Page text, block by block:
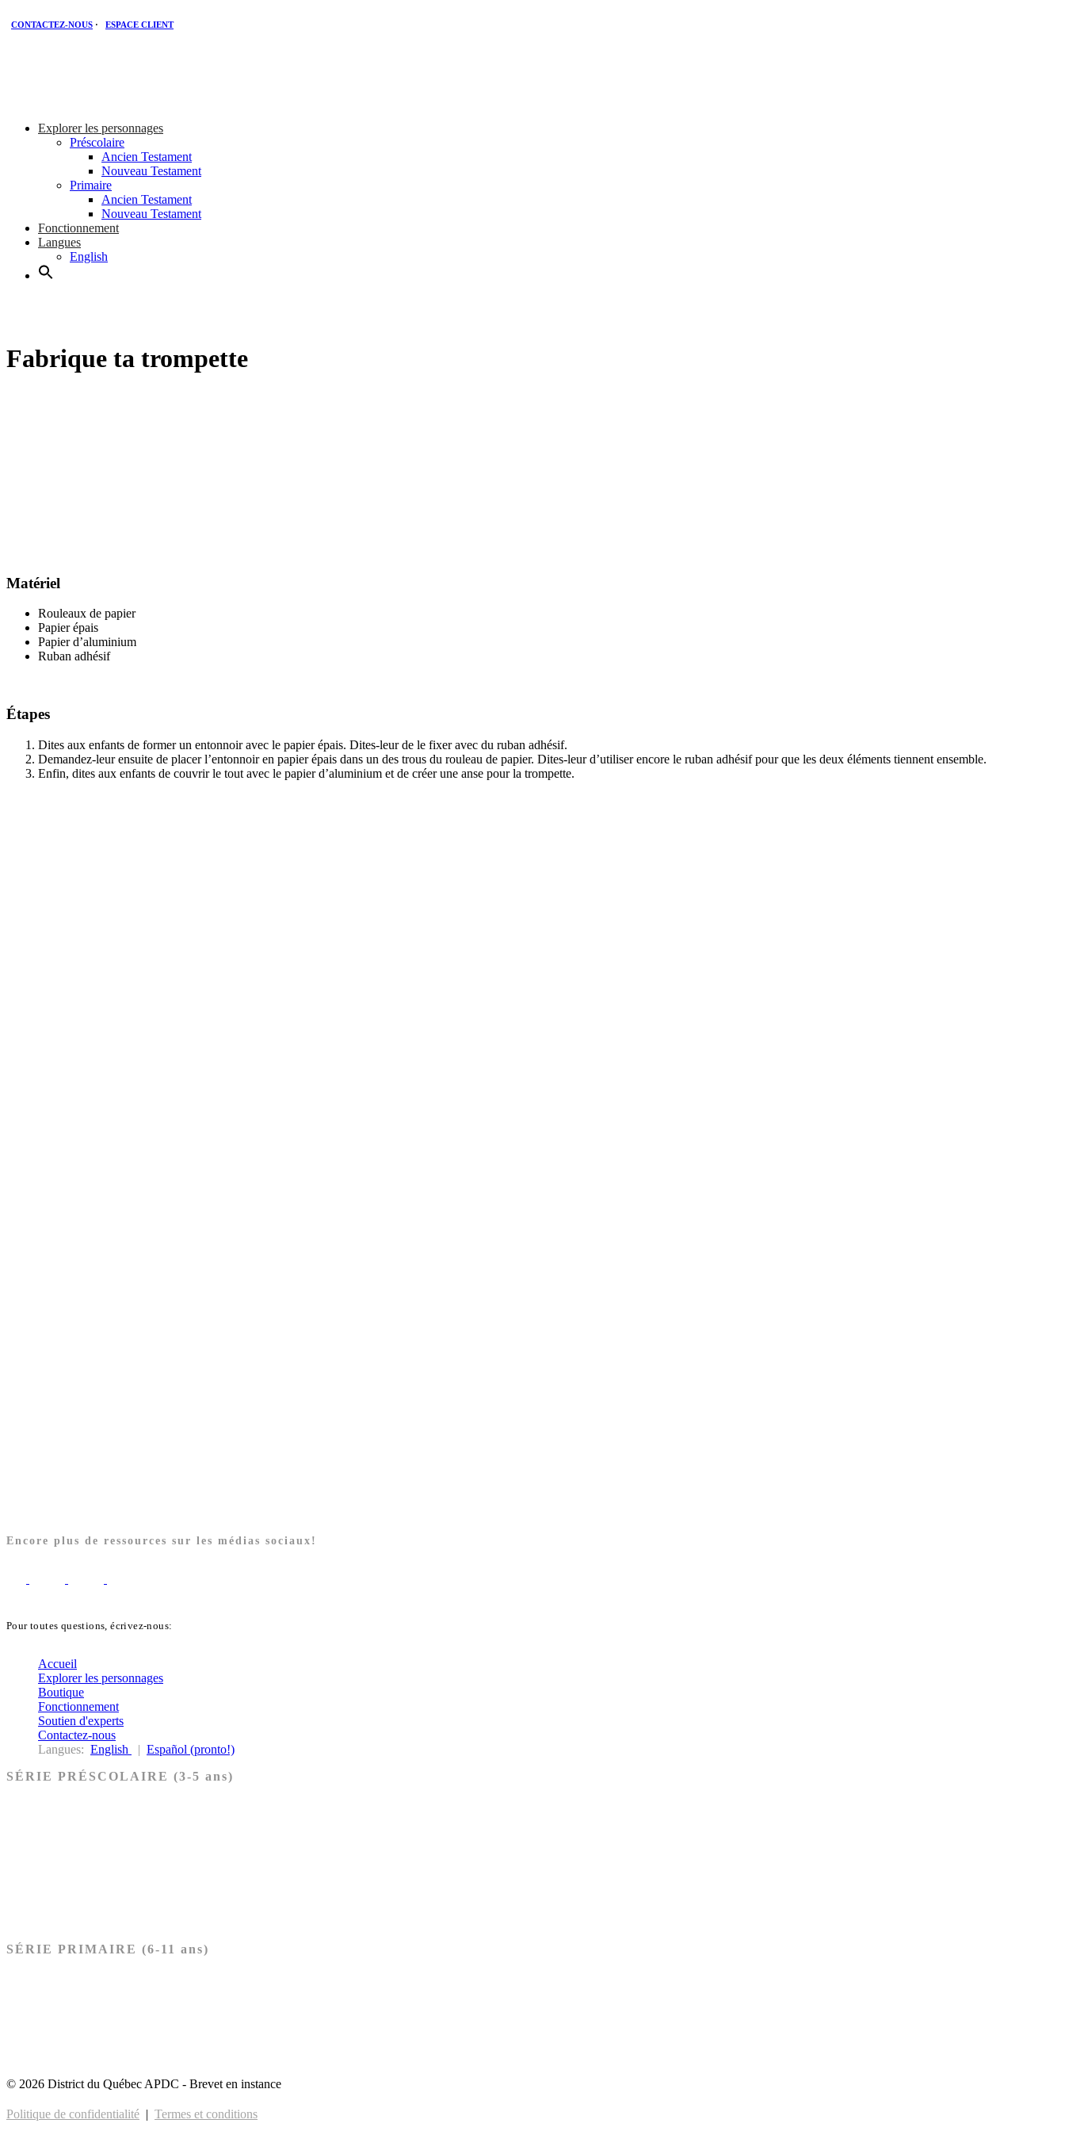
CONTACTEZ-NOUS · ESPACE CLIENT
Explorer les personnages
Préscolaire
Ancien Testament
Nouveau Testament
Primaire
Ancien Testament
Nouveau Testament
Fonctionnement
Langues
English
Fabrique ta trompette
Matériel
Rouleaux de papier
Papier épais
Papier d’aluminium
Ruban adhésif
Étapes
Dites aux enfants de former un entonnoir avec le papier épais. Dites-leur de le fixer avec du ruban adhésif.
Demandez-leur ensuite de placer l’entonnoir en papier épais dans un des trous du rouleau de papier. Dites-leur d’utiliser encore le ruban adhésif pour que les deux éléments tiennent ensemble.
Enfin, dites aux enfants de couvrir le tout avec le papier d’aluminium et de créer une anse pour la trompette.
Encore plus de ressources sur les médias sociaux!
Pour toutes questions, écrivez-nous:
Accueil
Explorer les personnages
Boutique
Fonctionnement
Soutien d'experts
Contactez-nous
Langues: English | Español (pronto!)
SÉRIE PRÉSCOLAIRE (3-5 ans)
SÉRIE PRIMAIRE (6-11 ans)
© 2026 District du Québec APDC - Brevet en instance
Politique de confidentialité | Termes et conditions